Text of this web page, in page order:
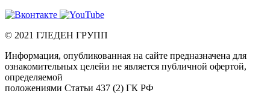
© 2021 ГЛЕДЕН ГРУПП
Информация, опубликованная на сайте предназначена для
ознакомительных целейи не является публичной офертой,
определяемой
положениями Статьи 437 (2) ГК РФ